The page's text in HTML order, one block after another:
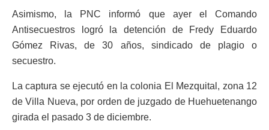
Asimismo, la PNC informó que ayer el Comando
Antisecuestros logró la detención de Fredy Eduardo
Gómez Rivas, de 30 años, sindicado de plagio o
secuestro.
La captura se ejecutó en la colonia El Mezquital, zona 12
de Villa Nueva, por orden de juzgado de Huehuetenango
girada el pasado 3 de diciembre.